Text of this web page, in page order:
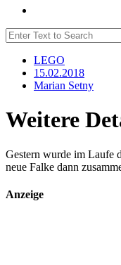
LEGO
15.02.2018
Marian Setny
Weitere
Gestern wurde im Laufe
neue Falke dann
Anzeige